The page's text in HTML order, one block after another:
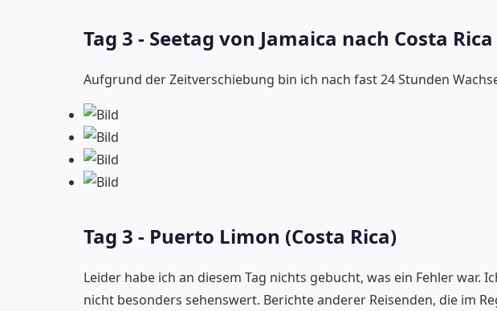
Tag 3 - Seetag von Jamaica nach Costa Rica
Aufgrund der Zeitverschiebung bin ich nach fast 24 Stunden
Tag 3 - Puerto Limon (Costa Rica)
Leider habe ich an diesem Tag nichts gebucht, was ein Fehler
nicht besonders sehenswert. Berichte anderer Reisenden, die im